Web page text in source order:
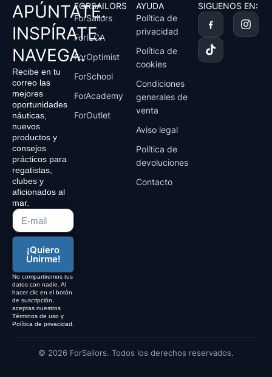
APÚNTATE.
INSPÍRATE.
NAVEGA.
Recibe en tu
correo las
mejores
oportunidades
náuticas,
nuevos
productos y
consejos
prácticos para
regatistas,
clubes y
aficionados al
mar.
¡Quiero
Unirme!
No compartiremos tus
datos con nadie. Al
hacer clic en el botón
de suscripción,
aceptas nuestros
Términos de uso y
Política de privacidad.
FORSAILORS
ForSailors
ForILCA
ForOptimist
ForSchool
ForAcademy
ForOutlet
AYUDA
Política de
privacidad
Política de
cookies
Condiciones
generales de
venta
Aviso legal
Política de
devoluciones
Contacto
SIGUENOS EN:
n
s
i
t
o
© 2026 ForSailors. Todos los derechos reservados.